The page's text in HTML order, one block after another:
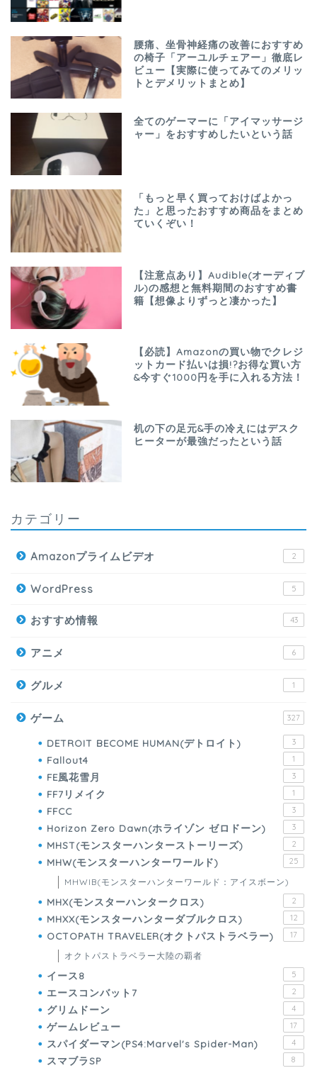
腰痛、坐骨神経痛の改善におすすめ
の椅子「アーユルチェアー」徹底レ
ビュー【実際に使ってみてのメリッ
トとデメリットまとめ】
全てのゲーマーに「アイマッサージ
ャー」をおすすめしたいという話
「もっと早く買っておけばよかっ
た」と思ったおすすめ商品をまとめ
ていくぞい！
【注意点あり】Audible(オーディブ
ル)の感想と無料期間のおすすめ書
籍【想像よりずっと凄かった】
【必読】Amazonの買い物でクレジ
ットカード払いは損!?お得な買い方
&今すぐ1000円を手に入れる方法！
机の下の足元&手の冷えにはデスク
ヒーターが最強だったという話
カテゴリー
Amazonプライムビデオ 2
WordPress 5
おすすめ情報 43
アニメ 6
グルメ 1
ゲーム 327
DETROIT BECOME HUMAN(デトロイト) 3
Fallout4 1
FE風花雪月 3
FF7リメイク 1
FFCC 3
Horizon Zero Dawn(ホライゾン ゼロドーン) 3
MHST(モンスターハンターストーリーズ) 2
MHW(モンスターハンターワールド) 25
MHWIB(モンスターハンターワールド：アイスボーン)
MHX(モンスターハンタークロス) 2
MHXX(モンスターハンターダブルクロス) 12
OCTOPATH TRAVELER(オクトパストラベラー) 17
オクトパストラベラー大陸の覇者
イース8 5
エースコンバット7 2
グリムドーン 4
ゲームレビュー 17
スパイダーマン(PS4:Marvel's Spider-Man) 4
スマブラSP 8